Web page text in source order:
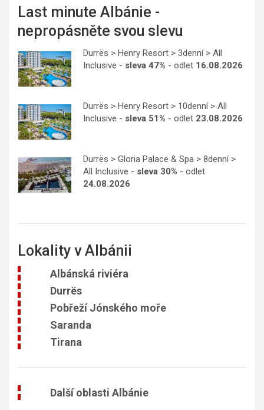
Last minute Albánie -
nepropásněte svou slevu
Durrës > Henry Resort > 3denní > All
Inclusive - sleva 47% - odlet 16.08.2026
Durrës > Henry Resort > 10denní > All
Inclusive - sleva 51% - odlet 23.08.2026
Durrës > Gloria Palace & Spa > 8denní >
All Inclusive - sleva 30% - odlet
24.08.2026
Lokality v Albánii
Albánská riviéra
Durrës
Pobřeží Jónského moře
Saranda
Tirana
Další oblasti Albánie